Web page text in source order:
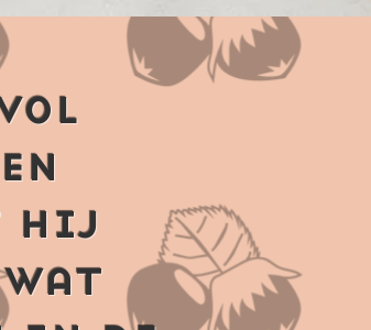
hij